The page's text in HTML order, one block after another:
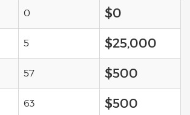
0 $0
5 $25,000
57 $500
63 $500